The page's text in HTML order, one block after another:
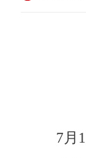
7月 1